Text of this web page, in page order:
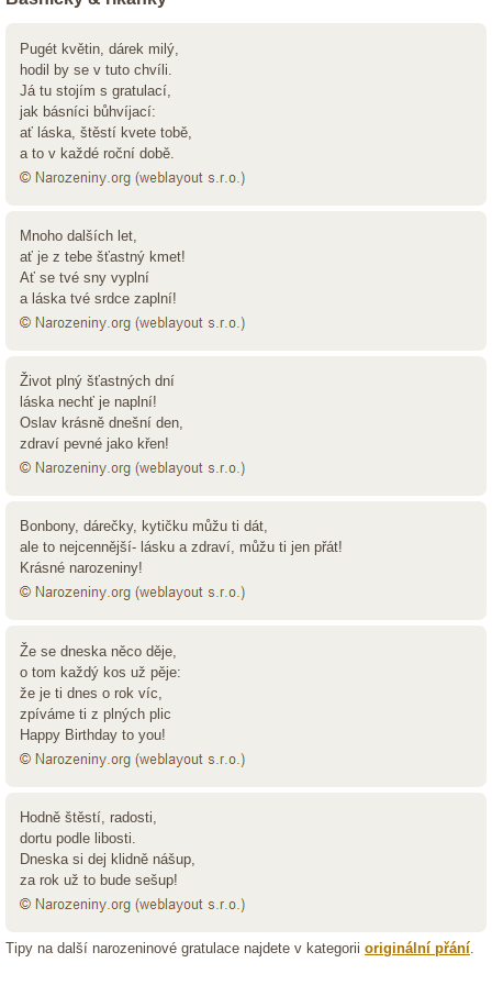
Pugét květin, dárek milý,
hodil by se v tuto chvíli.
Já tu stojím s gratulací,
jak básníci bůhvíjací:
ať láska, štěstí kvete tobě,
a to v každé roční době.
Mnoho dalších let,
ať je z tebe šťastný kmet!
Ať se tvé sny vyplní
a láska tvé srdce zaplní!
Život plný šťastných dní
láska nechť je naplní!
Oslav krásně dnešní den,
zdraví pevné jako křen!
Bonbony, dárečky, kytičku můžu ti dát,
ale to nejcennější- lásku a zdraví, můžu ti jen přát!
Krásné narozeniny!
Že se dneska něco děje,
o tom každý kos už pěje:
že je ti dnes o rok víc,
zpíváme ti z plných plic
Happy Birthday to you!
Hodně štěstí, radosti,
dortu podle libosti.
Dneska si dej klidně nášup,
za rok už to bude sešup!
Tipy na další narozeninové gratulace najdete v kategorii originální přání